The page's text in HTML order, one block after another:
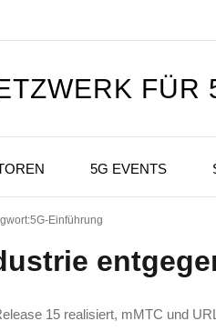
FÜR
5G EVENTS
5G-Einführung
15 realisiert, mMTC und